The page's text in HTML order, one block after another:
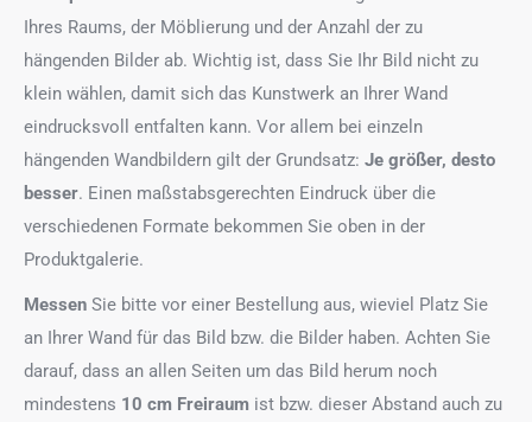
Ihres Raums, der Möblierung und der Anzahl der zu
hängenden Bilder ab. Wichtig ist, dass Sie Ihr Bild nicht zu
klein wählen, damit sich das Kunstwerk an Ihrer Wand
eindrucksvoll entfalten kann. Vor allem bei einzeln
hängenden Wandbildern gilt der Grundsatz: Je größer, desto
besser. Einen maßstabsgerechten Eindruck über die
verschiedenen Formate bekommen Sie oben in der
Produktgalerie.
Messen Sie bitte vor einer Bestellung aus, wieviel Platz Sie
an Ihrer Wand für das Bild bzw. die Bilder haben. Achten Sie
darauf, dass an allen Seiten um das Bild herum noch
mindestens 10 cm Freiraum ist bzw. dieser Abstand auch zu